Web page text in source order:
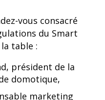
vous consacré
du Smart
table :
président de la
domotique,
marketing